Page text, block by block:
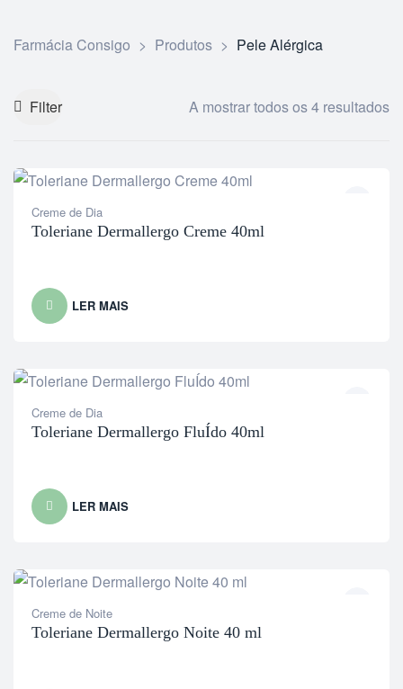
Farmácia Consigo > Produtos > Pele Alérgica
Filter A mostrar todos os 4 resultados
Creme de Dia
Toleriane Dermallergo Creme 40ml
LER MAIS
Creme de Dia
Toleriane Dermallergo FluÍdo 40ml
LER MAIS
Creme de Noite
Toleriane Dermallergo Noite 40 ml